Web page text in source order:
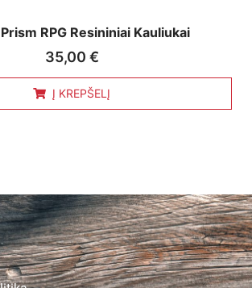
RPG Resininiai Kauliukai
35,00 €
Į KREPŠELĮ